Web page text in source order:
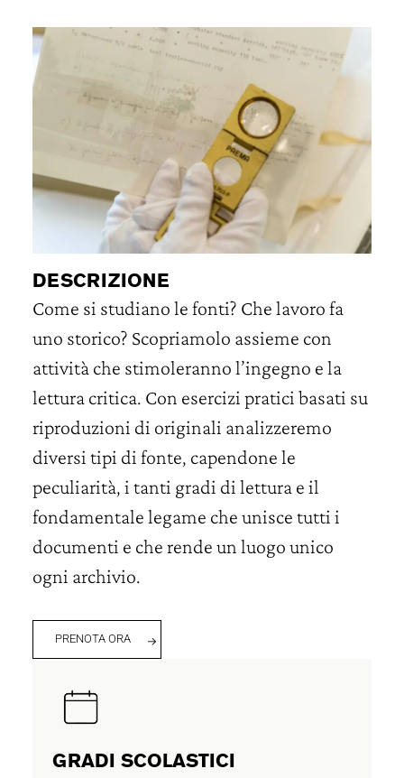
DESCRIZIONE
Come si studiano le fonti? Che lavoro fa
uno storico? Scopriamolo assieme con
attività che stimoleranno l’ingegno e la
lettura critica. Con esercizi pratici basati su
riproduzioni di originali analizzeremo
diversi tipi di fonte, capendone le
peculiarità, i tanti gradi di lettura e il
fondamentale legame che unisce tutti i
documenti e che rende un luogo unico
ogni archivio.
PRENOTA ORA
GRADI SCOLASTICI